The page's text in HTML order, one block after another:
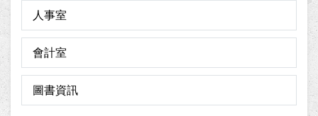
人事室
會計室
圖書資訊